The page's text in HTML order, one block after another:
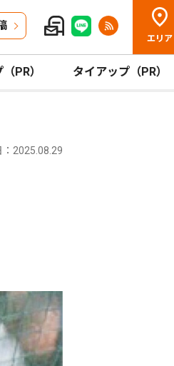
エリア
PR） タイアップ（PR）
：2025.08.29